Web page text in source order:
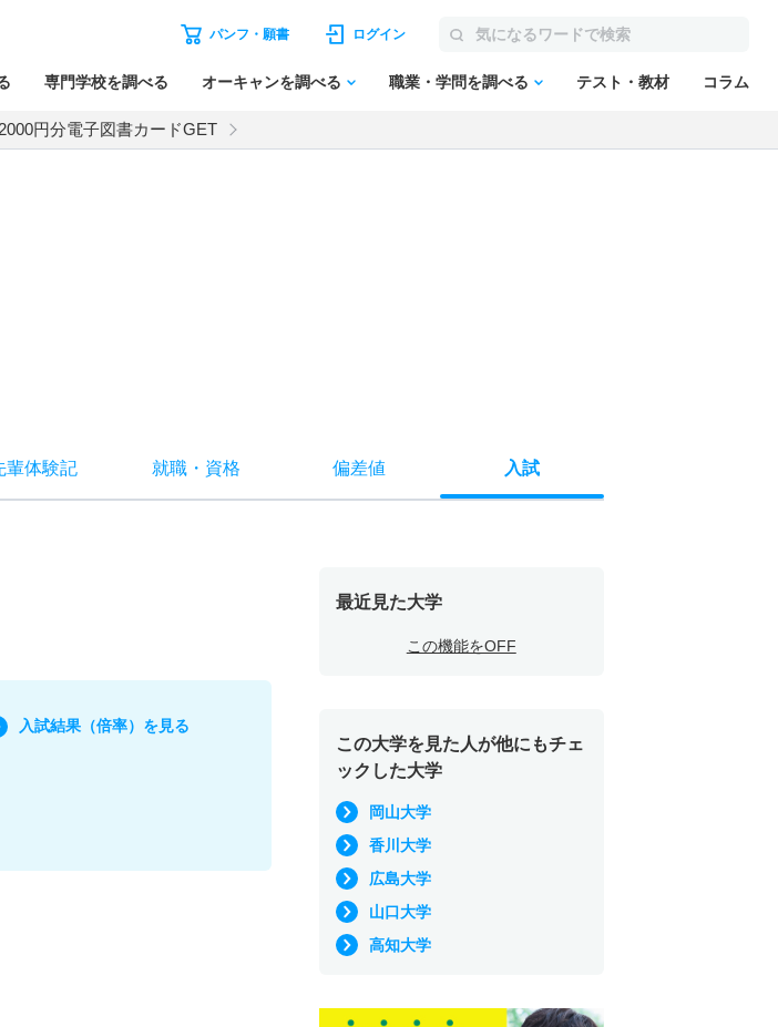
パンフ・願書 ログイン
専門学校を調べる オーキャンを調べる 職業・学問を調べる テスト・教材 コラム
円分電子図書カードGET
輩体験記 就職・ 資格 偏差値 入試
入試結果（倍率）を見る
最近見た大学
この機能をOFF
この大学を見た人が他にもチェ
ックした大学
岡山大学
香川大学
広島大学
山口大学
高知大学